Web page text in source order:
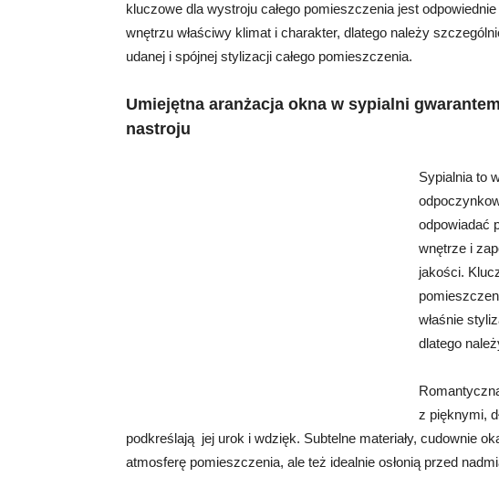
kluczowe dla wystroju całego pomieszczenia jest
wnętrzu właściwy klimat i charakter, dlatego należy
udanej i spójnej stylizacji całego pomieszczenia.
Umiejętna aranżacja okna w sypialni
nastroju
Sypialnia to
odpowiadać
wnętrze i
jakości.
właśnie
dlatego
z pięknymi,
podkreślają jej urok i wdzięk. Subtelne materiały, cudownie
atmosferę pomieszczenia, ale też idealnie osłonią przed